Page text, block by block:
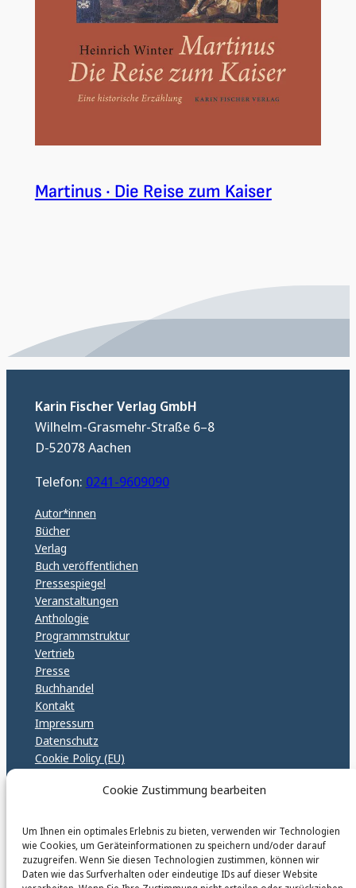
Cookie Zustimmung bearbeiten
Um Ihnen ein optimales Erlebnis zu bieten, verwenden wir Technologien
wie Cookies, um Geräteinformationen zu speichern und/oder darauf
zuzugreifen. Wenn Sie diesen Technologien zustimmen, können wir
Daten wie das Surfverhalten oder eindeutige IDs auf dieser Website
Martinus · Die Reise zum Kaiser
Karin Fischer Verlag GmbH
Wilhelm-Grasmehr-Straße 6–8
D-52078 Aachen
Telefon: 0241-9609090
Autor*innen
Bücher
Verlag
Buch veröffentlichen
Pressespiegel
Veranstaltungen
Anthologie
Programmstruktur
Vertrieb
Presse
Buchhandel
Kontakt
Impressum
Datenschutz
Cookie Policy (EU)
karinfischerverlag_ac
@karinfischerverlag_ac